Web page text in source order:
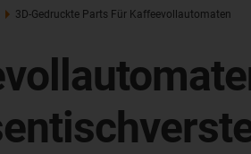
3D-Gedruckte Parts Für Kaffeevollautomaten